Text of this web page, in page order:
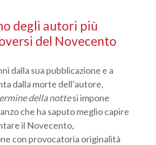
degli autori più
del Novecento
dalla sua pubblicazione e a
dalla morte dell’autore,
della nottesi impone
che ha saputo meglio capire
il Novecento,
con provocatoria originalità